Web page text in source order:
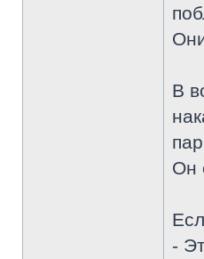
В
Он
-